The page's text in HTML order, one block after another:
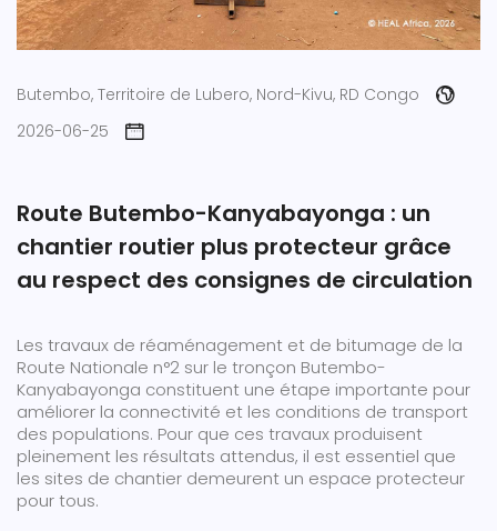
Butembo, Territoire de Lubero, Nord-Kivu, RD Congo
2026-06-25
Route Butembo-Kanyabayonga : un
chantier routier plus protecteur grâce
au respect des consignes de circulation
Les travaux de réaménagement et de bitumage de la
Route Nationale n°2 sur le tronçon Butembo-
Kanyabayonga constituent une étape importante pour
améliorer la connectivité et les conditions de transport
des populations. Pour que ces travaux produisent
pleinement les résultats attendus, il est essentiel que
les sites de chantier demeurent un espace protecteur
pour tous.